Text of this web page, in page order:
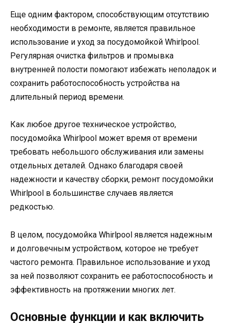
Еще одним фактором, способствующим отсутствию
необходимости в ремонте, является правильное
использование и уход за посудомойкой Whirlpool.
Регулярная очистка фильтров и промывка
внутренней полости помогают избежать неполадок и
сохранить работоспособность устройства на
длительный период времени.
Как любое другое техническое устройство,
посудомойка Whirlpool может время от времени
требовать небольшого обслуживания или замены
отдельных деталей. Однако благодаря своей
надежности и качеству сборки, ремонт посудомойки
Whirlpool в большинстве случаев является
редкостью.
В целом, посудомойка Whirlpool является надежным
и долговечным устройством, которое не требует
частого ремонта. Правильное использование и уход
за ней позволяют сохранить ее работоспособность и
эффективность на протяжении многих лет.
Основные функции и как включить